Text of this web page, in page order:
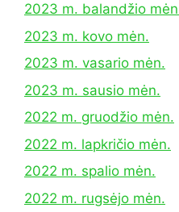
2023 m. balandžio
2023 m. kovo mėn.
2023 m. vasario mėn.
2023 m. sausio mėn.
2022 m. gruodžio mėn.
2022 m. lapkričio mėn.
2022 m. spalio mėn.
2022 m. rugsėjo mėn.